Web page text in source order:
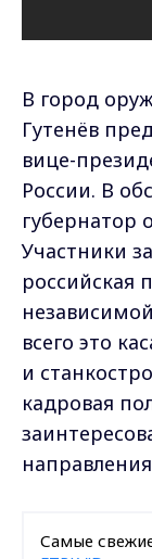
В город
Гутенёв
вице-
России. В
губернатор
Участники
российская
всего это
и
кадровая
Самые